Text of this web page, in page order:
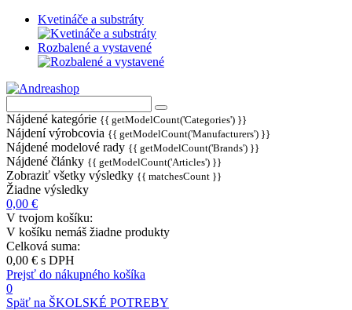
Kvetináče a substráty
Rozbalené a vystavené
Nájdené kategórie {{ getModelCount('Categories') }}
Nájdení výrobcovia {{ getModelCount('Manufacturers') }}
Nájdené modelové rady {{ getModelCount('Brands') }}
Nájdené články {{ getModelCount('Articles') }}
Zobraziť všetky výsledky {{ matchesCount }}
Žiadne výsledky
0,00 €
V tvojom košíku:
V košíku nemáš žiadne produkty
Celková suma:
0,00 € s DPH
Prejsť do nákupného košíka
0
Späť na ŠKOLSKÉ POTREBY